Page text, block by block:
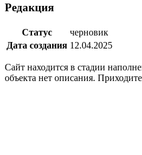
Редакция
Статус
черновик
Дата создания 12.04.2025
Сайт находится в стадии
объекта нет описания.